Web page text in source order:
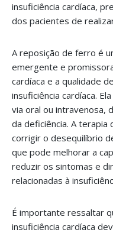
insuficiência cardíaca,
dos pacientes de
A reposição de ferro é
emergente e
cardíaca e a qualidade
insuficiência cardíaca.
via oral ou intravenosa,
da deficiência. A
corrigir o desequilíbrio
que pode melhorar a
reduzir os sintomas e
relacionadas à
É importante ressaltar
insuficiência cardíaca